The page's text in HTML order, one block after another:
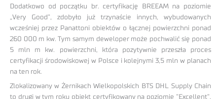
Dodatkowo od początku br. certyfikację BREEAM na poziomie
„Very Good”, zdobyło już trzynaście innych, wybudowanych
wcześniej przez Panattoni obiektów o łącznej powierzchni ponad
260 000 m kw. Tym samym deweloper może pochwalić się ponad
5 mln m kw. powierzchni, która pozytywnie przeszła proces
certyfikacji środowiskowej w Polsce i kolejnymi 3,5 mln w planach
na ten rok.
Zlokalizowany w Żernikach Wielkopolskich BTS DHL Supply Chain
to drugi w tym roku obiekt certyfikowany na poziomie ”Excellent”.